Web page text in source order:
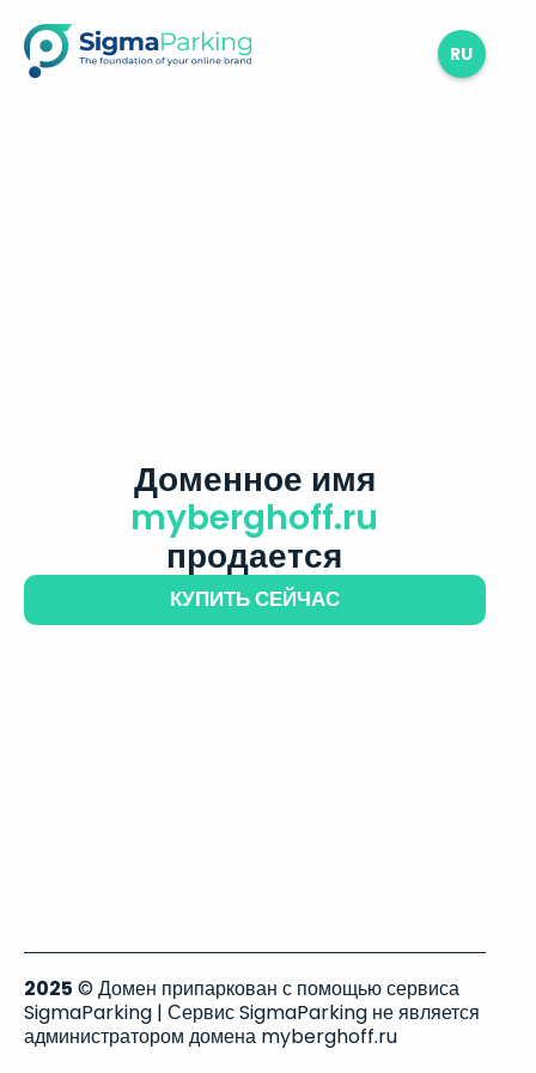
RU
Доменное имя
myberghoff.ru
продается
КУПИТЬ СЕЙЧАС
2025 © Домен припаркован с помощью сервиса
SigmaParking | Сервис SigmaParking не является
администратором домена myberghoff.ru